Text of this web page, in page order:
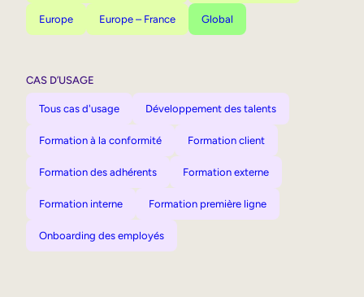
Europe Europe – France Global
CAS D’USAGE
Tous cas d'usage Développement des talents
Formation à la conformité Formation client
Formation des adhérents Formation externe
Formation interne Formation première ligne
Onboarding des employés